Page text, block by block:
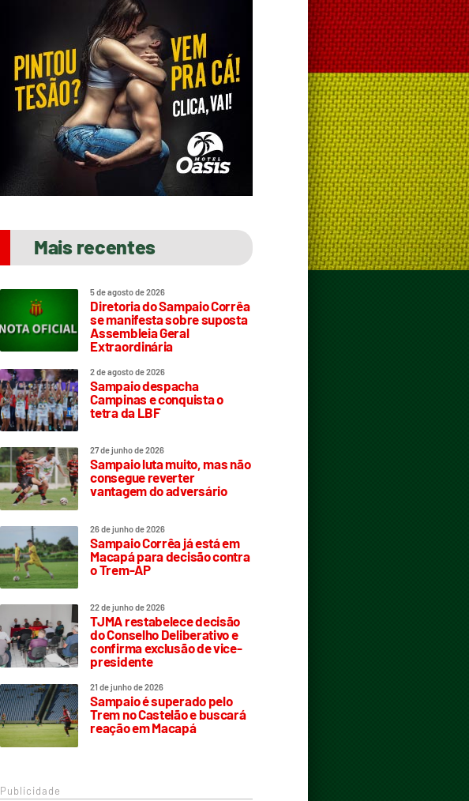
Mais recentes
5 de agosto de 2026
Diretoria do Sampaio Corrêa
se manifesta sobre suposta
Assembleia Geral
Extraordinária
2 de agosto de 2026
Sampaio despacha
Campinas e conquista o
tetra da LBF
27 de junho de 2026
Sampaio luta muito, mas não
consegue reverter
vantagem do adversário
26 de junho de 2026
Sampaio Corrêa já está em
Macapá para decisão contra
o Trem-AP
22 de junho de 2026
TJMA restabelece decisão
do Conselho Deliberativo e
confirma exclusão de vice-
presidente
21 de junho de 2026
Sampaio é superado pelo
Trem no Castelão e buscará
reação em Macapá
Publicidade